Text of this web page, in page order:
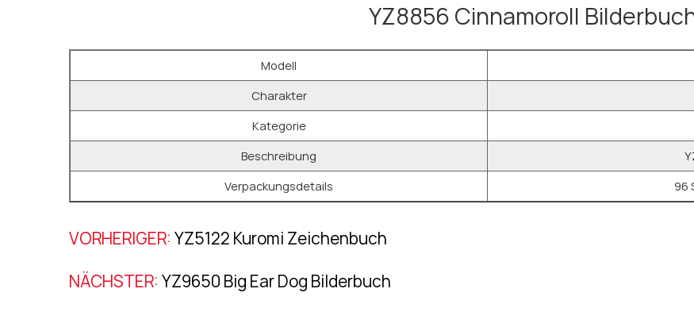
YZ8856 Cinnamoroll
Modell
Charakter
Kategorie
Beschreibung
Verpackungsdetails
96
VORHERIGER: YZ5122 Kuromi Zeichenbuch
NÄCHSTER: YZ9650 Big Ear Dog Bilderbuch